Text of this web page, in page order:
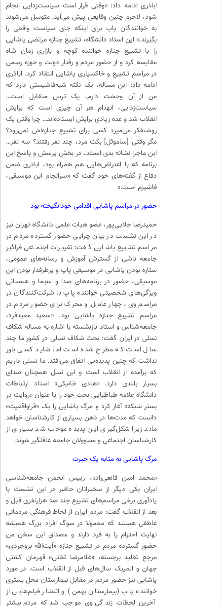
اباذری ادامه داد: «وقتی قرار است سیاست‌زدایی انجام
شود، لاجرم چنین وقایعی پیش می‌آید. متوسل می‌شوند
به خوانندگان پاپ برای اینکه جای سیاست واقعی را
بگیرند.» این استاد دانشگاه، تشییع جنازه مرتضی پاشایی
را با تشییع جنازه خواننده کوچه و بازاری زمان شاه
مقایسه کرد و از حضور مردم و رفتار دولت و حوزه رسمی
در مراسم تشییع و خاکسپاری پاشایی انتقاد کرد. اباذری
ادامه داد: این مساله، یک نکته شبه‌فاشیستی دارد که
من از آن وحشت دارم. یک ترس متقابل است…
سیاست‌زدایی، انهدام هر آن چیزی است که برایش
انقلاب شد و عده زیادی برایش ایستاده‌اند… چرا وقتی یک
روشنفکر می‌میرد کسی برای تشییع جنازه‌اش نمی‌رود؟
مگر وقتی [ساموئل] بکت مرد، چند نفر رفتند؟ سه نفر…
این ماجرا نشانه بدی است… در بخش پرسش و پاسخ این
برنامه که با اعتراض‌هایی هم همراه بود، اباذری ضمن
دفاع از گفته‌های خود گفت که «سرانجام این موسیقی،
فاشیزم است.»
حضور در مراسم پاشایی اقدامی خودانگیخته بود
حمیدرضا جلایی‌پور، عضو هیات علمی دانشگاه تهران نیز
در این نشست در بیان چرایی حضور گسترده مردم در
مراسم تشییع پاشایی گفت: تغییرات اجتماعی فراگیر
جامعه ناشی از گسترش آموزش و رسانه‌های عمومی،
ستاره بودن پاشایی در موسیقی پاپ و پرطرفدار بودن این
موسیقی، حضور در برنامه‌های صدا و سیما و همسانی
ویژگی‌های شخصیتی خواننده پاپ با شرکت‌کنندگان در
مراسم وی، چهار عامل و محرک برای حضور مردم در
مراسم تشییع جنازه پاشایی بود. «سعید معیدفر»،
جامعه‌شناس و استاد بازنشسته با اشاره به مساله شکاف
نسلی در ایران گفت: بحث شکاف نسلی در کشور ما چند
سال است که مطرح شده است اما شاید کسی باور
نداشت که چنین پدیده‌یی اتفاق می‌افتد. ما نسلی داریم
که برآمده از انقلاب است و این نسل همچنان صدای
بسیار بلندی دارد. «هادی خانیکی» استاد ارتباطات
دانشگاه علامه طباطبایی بحث خود را با عنوان «روایت در
بستر شبکه» آغاز کرد و مرگ پاشایی را یک «فراواقعیت»
دانست که مدت‌ها در ذهن بسیاری از کارشناسان خواهد
ماند زیرا شکل‌گیری این پدیده موجب شد بسیاری از
کارشناسان اجتماعی و مسوولان جامعه غافلگیر شوند.
مرگ پاشایی به مثابه یک حیرت
«محمد امین قانعی‌راد»، رییس انجمن جامعه‌شناسی
ایران یکی دیگر از سخنرانان حاضر در این نشست با
یادآوری برخی مراسم‌های تشییع چند صد هزارنفری قبل و
بعد از انقلاب گفت: مردم ایران از لحاظ فرهنگی مردمانی
عاطفی هستند که معمولا در سوگ افراد بزرگ همیشه
نهایت احترام را به فرد دارند و مصداق این سخن من
حضور گسترده مردم در تشییع جنازه «آیت‌الله بروجردی»
مرجع تقلید برجسته، «غلامرضا تختی» قهرمان کشتی
جهان و المپیک سال‌های قبل از انقلاب است. در مورد
پاشایی نیز حضور مردم در مقابل بیمارستان محل بستری
خواننده پاپ (بیمارستان بهمن) و انتشار فیلم‌هایی از
آخرین لحظات زندگی وی موجب شد که مردم بیشتر